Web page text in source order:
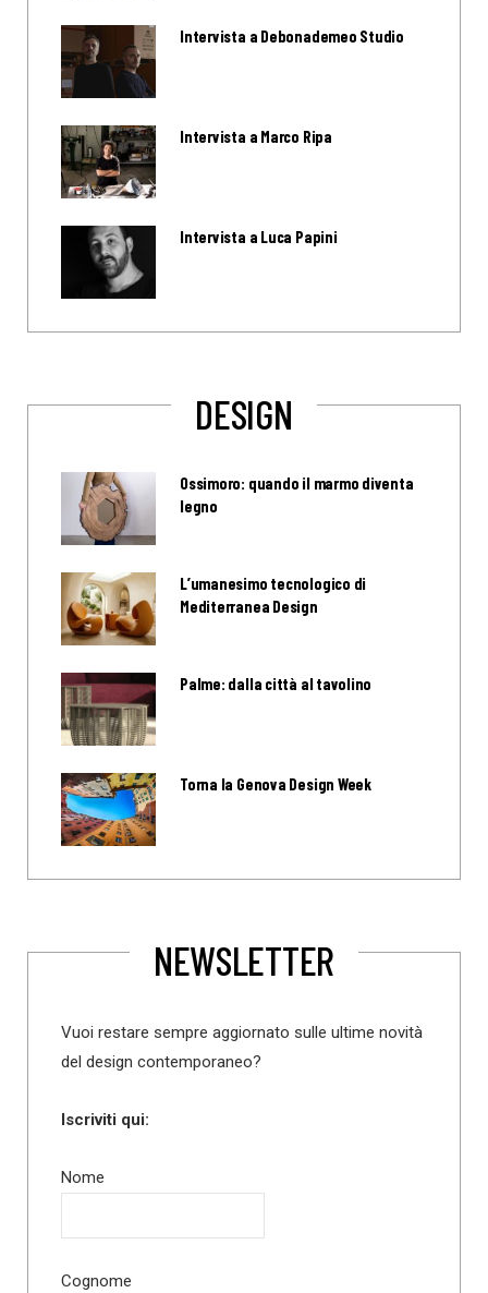
Intervista a Debonademeo Studio
Intervista a Marco Ripa
Intervista a Luca Papini
DESIGN
Ossimoro: quando il marmo diventa
legno
L’umanesimo tecnologico di
Mediterranea Design
Palme: dalla città al tavolino
Torna la Genova Design Week
NEWSLETTER
Vuoi restare sempre aggiornato sulle ultime novità
del design contemporaneo?
Iscriviti qui:
Nome
Cognome